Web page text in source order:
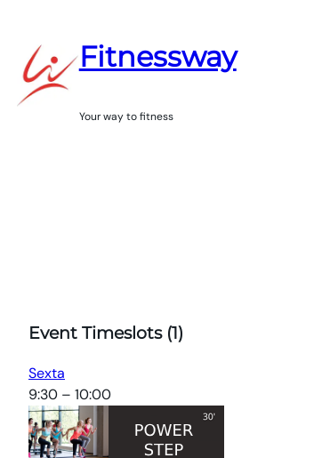
conteúdo
Fitnessway
Your way to fitness
Event Timeslots (1)
Sexta
9:30 – 10:00